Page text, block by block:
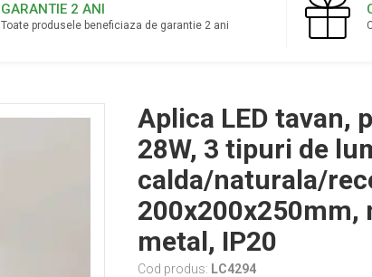
GARANTIE 2 ANI
Toate produsele beneficiaza de garantie 2 ani
Aplica LED tavan,
28W, 3 tipuri de
calda/naturala/
200x200x250mm,
metal, IP20
Cod produs: LC4294